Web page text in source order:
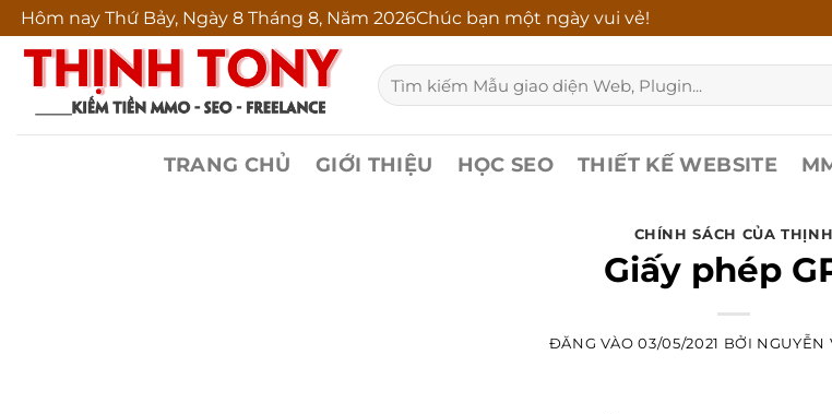
Bỏ
qua
dung
Hôm nay Thứ Bảy, Ngày 8 Tháng 8, Năm 2026Chúc bạn một ngày vui vẻ!
Tìm
kiếm:
TRANG CHỦ GIỚI THIỆU HỌC SEO THIẾT KẾ WEBSITE
CHÍNH SÁCH CỦA THỊNH
Giấy phép
ĐĂNG VÀO03/05/2021 BỞI NGUYỄN